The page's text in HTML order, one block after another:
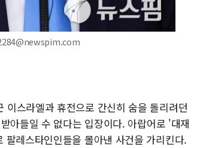
스라엘과 휴전으로 간신히 숨을 돌리려던
아들일 수 없다는 입장이다. 아랍어로 '대재
레스타인인들을 몰아낸 사건을 가리킨다.